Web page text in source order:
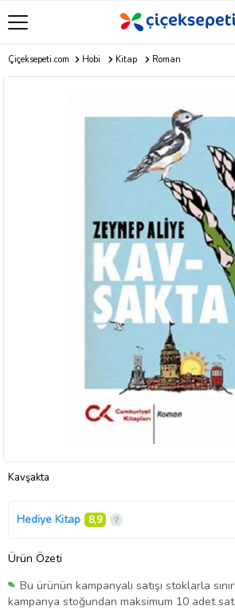
Çiçeksepeti.com Hobi Kitap Roman
Kavşakta
Hediye Kitap 8,9
Ürün Özeti
Bu ürünün kampanyalı satışı stoklarla
kampanya stoğundan maksimum 10 adet